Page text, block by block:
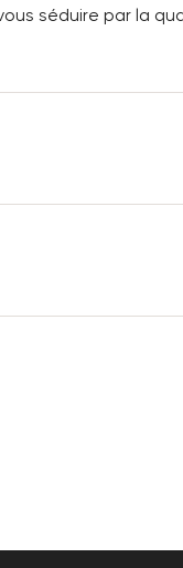
séduire par la
30% Viscose
/ Colissimo
Tu